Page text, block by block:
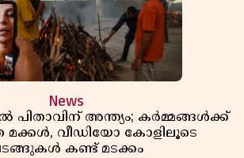
News
പിതാവിന് അന്ത്യം; കർമ്മങ്ങൾക്ക്
മക്കൾ, വീഡിയോ കോളിലൂടെ
കണ്ട് മടക്കം